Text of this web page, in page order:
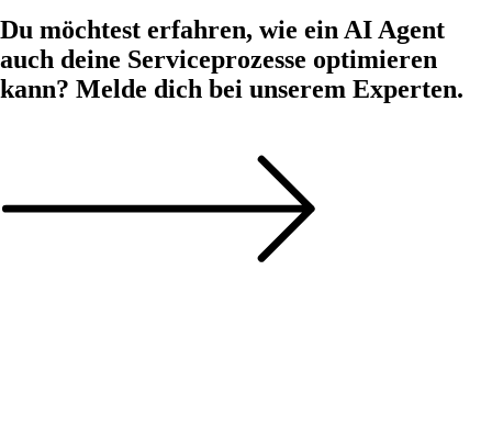
Du möchtest erfahren, wie ein AI Agent
auch deine Serviceprozesse optimieren
kann? Melde dich bei unserem Experten.